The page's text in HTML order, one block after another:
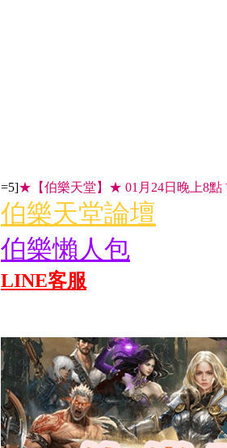
=5]★【伯樂天堂】★ 01月24日晚上8點
伯樂天堂論壇
伯樂懶人包
LINE客服